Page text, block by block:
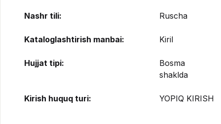
Nashr tili: Ruscha
Kataloglashtirish manbai: Kiril
Hujjat tipi:
Bosma
shaklda
Kirish huquq turi: YOPIQ KIRISH